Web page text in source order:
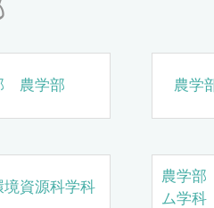
農学部 農学
資源科学科
農学
ム学科